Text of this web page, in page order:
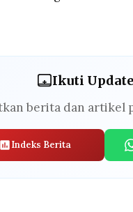
Ikuti
berita dan artikel
Indeks Berita